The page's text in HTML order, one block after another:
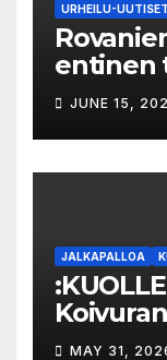
URHEILU-UUTISET
entinen
JUNE 15,
JALKAPALLOA
MAY 31,